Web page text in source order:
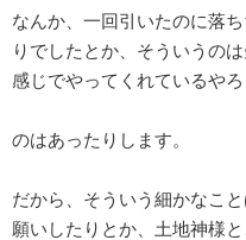
なんか、一回引いたのに落
りでしたとか、そういうの
感じでやってくれているやろ
のはあったりします。
だから、そういう細かなこ
願いしたりとか、土地神様